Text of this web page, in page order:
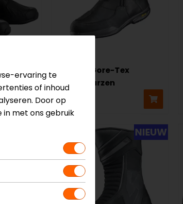
Annone Gore-Tex
motorlaarzen
329,95
NIEUW
ervaring te
of inhoud
Door op
in met ons gebruik